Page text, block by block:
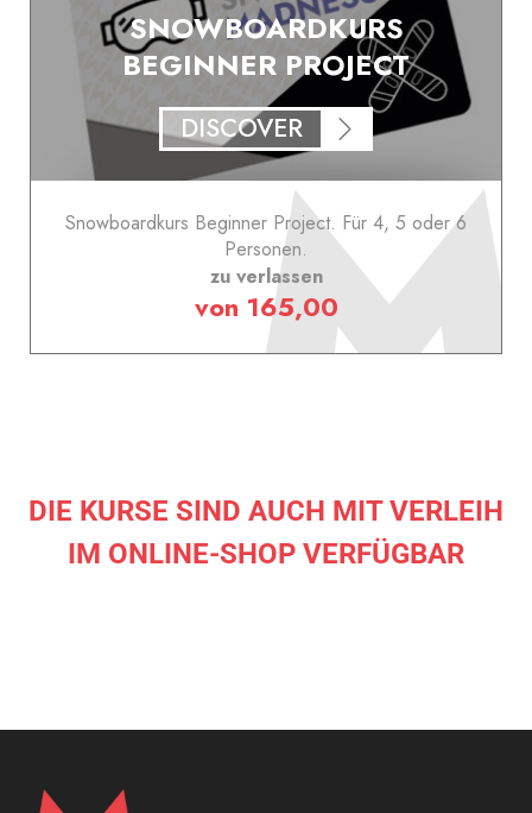
SNOWBOARDKURS
BEGINNER PROJECT
DISCOVER
Snowboardkurs Beginner Project. Für 4, 5 oder 6
Personen.
zu verlassen
von 165,00
DIE KURSE SIND AUCH MIT VERLEIH
IM ONLINE-SHOP VERFÜGBAR